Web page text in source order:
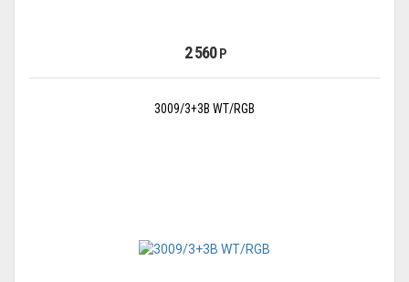
2 560 Р
3009/3+3B WT/RGB